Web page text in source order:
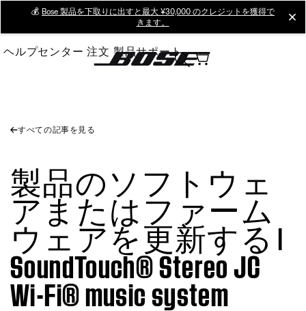
Main
💰 Bose 製品を下取りに出すと最大 ¥30,000 のクレジットを獲得で
きます。
ヘルプセンター 注文 製品サポート
すべての記事を見る
製品のソフトウェ
アまたはファーム
ウェアを更新する |
SoundTouch® Stereo JC
Wi-Fi® music system